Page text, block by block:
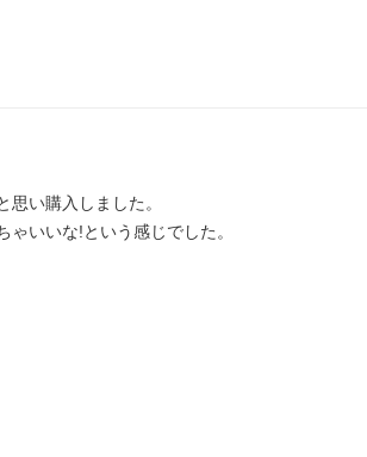
い購入しました。
いいな!という感じでした。